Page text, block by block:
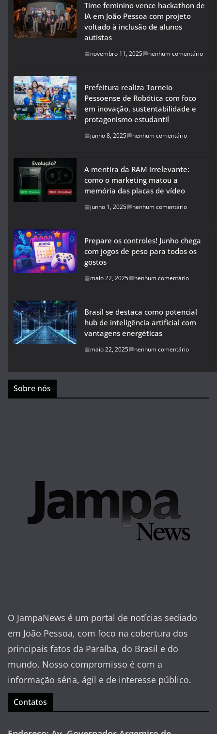
Time feminino vence hackathon de
IA em João Pessoa com projeto
voltado à inclusão de alunos
autistas
novembro 11, 2025 nenhum comentário
Prefeitura realiza Torneio
Pessoense de Robótica com foco
em inovação, sustentabilidade e
protagonismo estudantil
junho 8, 2025 nenhum comentário
A mentira da RAM irrelevante:
como o marketing matou a
memória das placas de vídeo
junho 1, 2025 nenhum comentário
Prepare os controles! Junho chega
com jogos de peso para todos os
gostos
maio 22, 2025 nenhum comentário
Brasil se destaca como potencial
hub de inteligência artificial com
vantagens energéticas
maio 22, 2025 nenhum comentário
Sobre nós
O JampaNews é um portal de notícias sediado
em João Pessoa, com foco na cobertura dos
principais fatos da Paraíba, do Brasil e do
mundo. Nosso compromisso é com a
informação séria, ágil e de interesse público.
Contatos